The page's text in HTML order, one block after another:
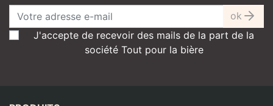
ok
J'accepte de recevoir des mails de la part de la
société Tout pour la bière